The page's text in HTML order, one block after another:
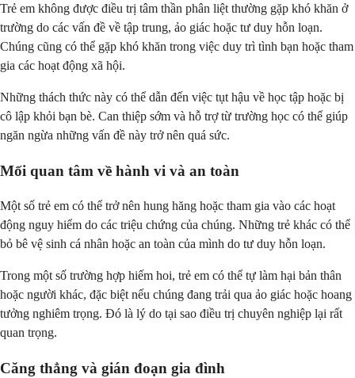
Trẻ em không được điều trị tâm thần phân liệt thường gặp khó khăn ở
trường do các vấn đề về tập trung, ảo giác hoặc tư duy hỗn loạn.
Chúng cũng có thể gặp khó khăn trong việc duy trì tình bạn hoặc tham
gia các hoạt động xã hội.
Những thách thức này có thể dẫn đến việc tụt hậu về học tập hoặc bị
cô lập khỏi bạn bè. Can thiệp sớm và hỗ trợ từ trường học có thể giúp
ngăn ngừa những vấn đề này trở nên quá sức.
Mối quan tâm về hành vi và an toàn
Một số trẻ em có thể trở nên hung hăng hoặc tham gia vào các hoạt
động nguy hiểm do các triệu chứng của chúng. Những trẻ khác có thể
bỏ bê vệ sinh cá nhân hoặc an toàn của mình do tư duy hỗn loạn.
Trong một số trường hợp hiếm hoi, trẻ em có thể tự làm hại bản thân
hoặc người khác, đặc biệt nếu chúng đang trải qua ảo giác hoặc hoang
tưởng nghiêm trọng. Đó là lý do tại sao điều trị chuyên nghiệp lại rất
quan trọng.
Căng thẳng và gián đoạn gia đình